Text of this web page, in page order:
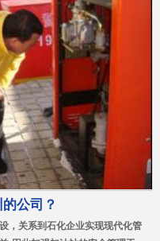
公司？
，关系到石化企业实现现代化管